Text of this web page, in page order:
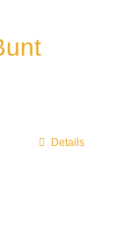
Details